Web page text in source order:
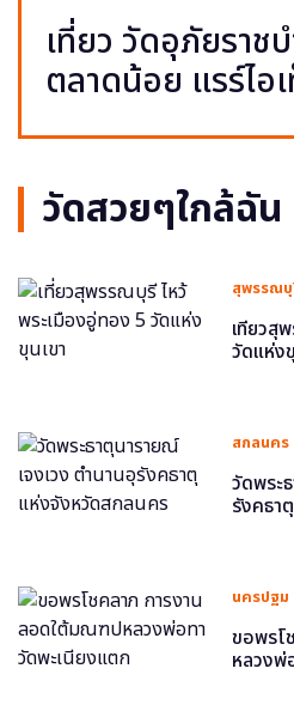
เที่ยว วัดอุภัยราช
ตลาดน้อย แรร์ไอ
วัดสวยๆใกล้ฉัน
สุพรรณ
เที่ยวสุ
วัดแห่ง
สกลนคร
วัดพระ
รังคธา
นครปฐม
ขอพรโ
หลวงพ่